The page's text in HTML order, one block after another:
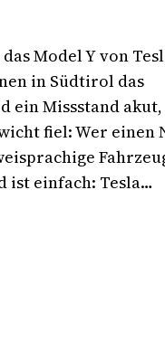
Model Y von
in Südtirol das
ein Missstand
fiel: Wer einen
ist einfach: Tesla…